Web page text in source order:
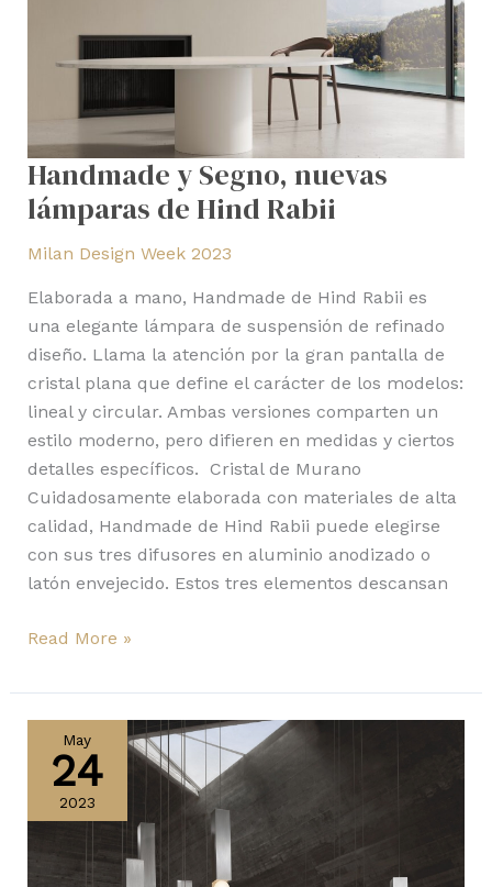
Handmade y Segno, nuevas
lámparas de Hind Rabii
Milan Design Week 2023
Elaborada a mano, Handmade de Hind Rabii es
una elegante lámpara de suspensión de refinado
diseño. Llama la atención por la gran pantalla de
cristal plana que define el carácter de los modelos:
lineal y circular. Ambas versiones comparten un
estilo moderno, pero difieren en medidas y ciertos
detalles específicos. Cristal de Murano
Cuidadosamente elaborada con materiales de alta
calidad, Handmade de Hind Rabii puede elegirse
con sus tres difusores en aluminio anodizado o
latón envejecido. Estos tres elementos descansan
Read More »
May
24
2023
Lee
Broom
ganó
NYCxDesign